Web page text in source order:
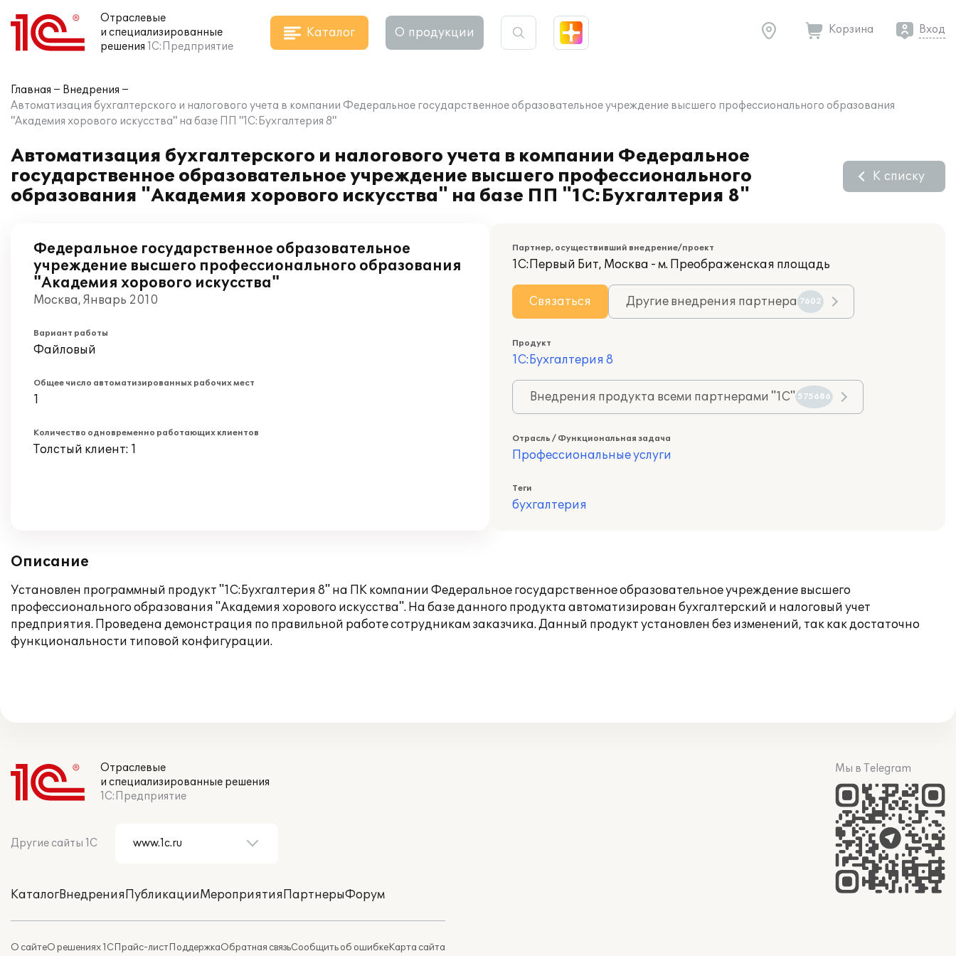
Отраслевые
и специализированные
решения 1С:Предприятие
Каталог О продукции Корзина Вход
Главная
Внедрения
Автоматизация бухгалтерского и налогового учета в компании Федеральное государственное образовательное учреждение высшего профессионального образования
"Академия хорового искусства" на базе ПП "1С:Бухгалтерия 8"
Автоматизация бухгалтерского и налогового учета в компании Федеральное
государственное образовательное учреждение высшего профессионального
образования "Академия хорового искусства" на базе ПП "1С:Бухгалтерия 8"
К списку
Федеральное государственное образовательное
учреждение высшего профессионального образования
"Академия хорового искусства"
Москва, Январь 2010
Вариант работы
Файловый
Общее число автоматизированных рабочих мест
1
Количество одновременно работающих клиентов
Толстый клиент: 1
Партнер, осуществивший внедрение/проект
1С:Первый Бит, Москва - м. Преображенская площадь
Связаться Другие внедрения партнера 7602
Продукт
1С:Бухгалтерия 8
Внедрения продукта всеми партнерами "1С" 575686
Отрасль / Функциональная задача
Профессиональные услуги
Теги
бухгалтерия
Описание
Установлен программный продукт "1С:Бухгалтерия 8" на ПК компании Федеральное государственное образовательное учреждение высшего
профессионального образования "Академия хорового искусства". На базе данного продукта автоматизирован бухгалтерский и налоговый учет
предприятия. Проведена демонстрация по правильной работе сотрудникам заказчика. Данный продукт установлен без изменений, так как достаточно
функциональности типовой конфигурации.
Отраслевые
и специализированные решения
1С:Предприятие
Другие сайты 1С
КаталогВнедренияПубликацииМероприятияПартнерыФорум
О сайтеО решениях 1СПрайс-листПоддержкаОбратная связьСообщить об ошибкеКарта сайта
Мы в Telegram